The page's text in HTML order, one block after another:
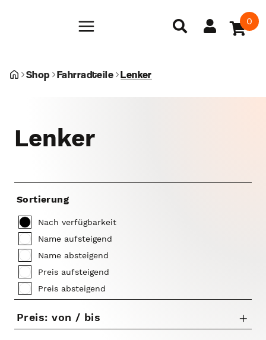
0
Shop Fahrradteile Lenker
Lenker
Sortierung
Nach verfügbarkeit
Name aufsteigend
Name absteigend
Preis aufsteigend
Preis absteigend
Preis: von / bis